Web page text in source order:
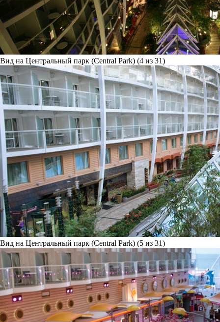
Вид на Центральный парк (Central Park) (4 из 31)
Вид на Центральный парк (Central Park) (5 из 31)